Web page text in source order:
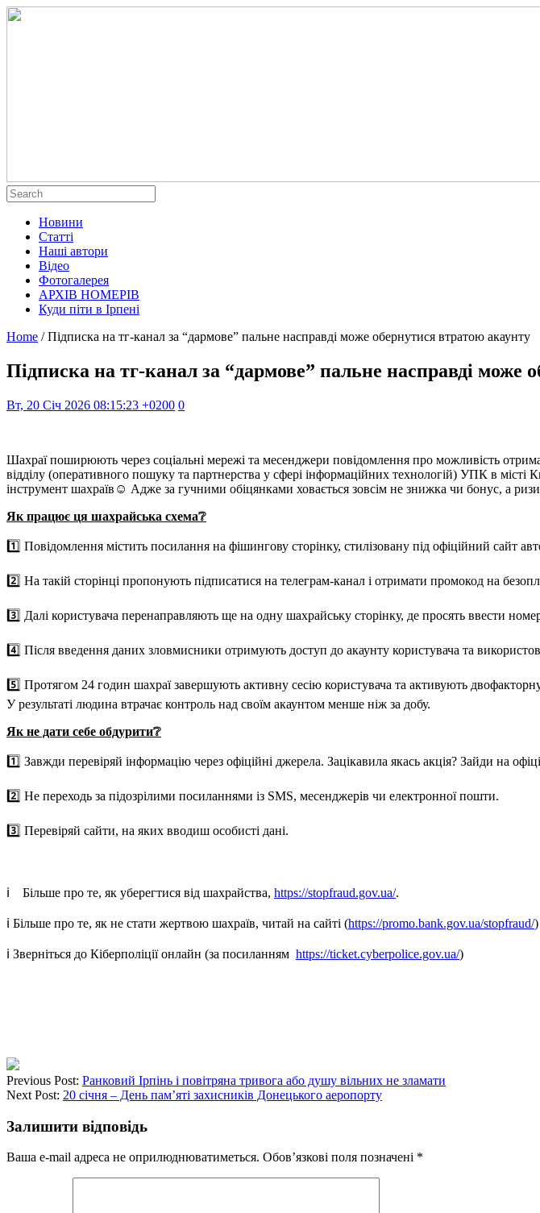
Новини
Статті
Наші автори
Відео
Фотогалерея
АРХІВ НОМЕРІВ
Куди піти в Ірпені
Home / Підписка на тг-канал за “дармове” пальне насправді може обернутися втратою акаунту
Підписка на тг-канал за “дармове” пальне насправді може
Вт, 20 Січ 2026 08:15:23 +0200 0
Шахраї поширюють через соціальні мережі та месенджери повідомлення про можливість
відділу (оперативного пошуку та партнерства у сфері інформаційних технологій) УПК в
інструмент шахраїв☺️ Адже за гучними обіцянками ховається зовсім не знижка чи бонус, а
Як працює ця шахрайська схема❔
1️⃣ Повідомлення містить посилання на фішингову сторінку, стилізовану під офіційний сайт
2️⃣ На такій сторінці пропонують підписатися на телеграм-канал і отримати промокод на
3️⃣ Далі користувача перенаправляють ще на одну шахрайську сторінку, де просять ввести
4️⃣ Після введення даних зловмисники отримують доступ до акаунту користувача та
5️⃣ Протягом 24 годин шахраї завершують активну сесію користувача та активують
У результаті людина втрачає контроль над своїм акаунтом менше ніж за добу.
Як не дати себе обдурити❔
1️⃣ Завжди перевіряй інформацію через офіційні джерела. Зацікавила якась акція? Зайди на
2️⃣ Не переходь за підозрілими посиланнями із SMS, месенджерів чи електронної пошти.
3️⃣ Перевіряй сайти, на яких вводиш особисті дані.
ℹ️ Більше про те, як уберегтися від шахрайства, https://stopfraud.gov.ua/.
ℹ️ Більше про те, як не стати жертвою шахраїв, читай на сайті (https://promo.bank.gov.ua/stopfraud/
ℹ️ Зверніться до Кіберполіції онлайн (за посиланням https://ticket.cyberpolice.gov.ua/)
Previous Post: Ранковий Ірпінь і повітряна тривога або душу вільних не зламати
Next Post: 20 січня – День пам’яті захисників Донецького аеропорту
Залишити відповідь
Ваша e-mail адреса не оприлюднюватиметься. Обов’язкові поля позначені *